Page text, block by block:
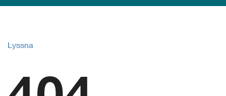
Lyssna